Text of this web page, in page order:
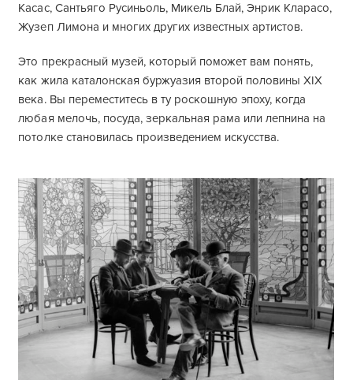
Касас, Сантьяго Русиньоль, Микель Блай, Энрик Кларасо,
Жузеп Лимона и многих других известных артистов.
Это прекрасный музей, который поможет вам понять,
как жила каталонская буржуазия второй половины XIX
века. Вы переместитесь в ту роскошную эпоху, когда
любая мелочь, посуда, зеркальная рама или лепнина на
потолке становилась произведением искусства.